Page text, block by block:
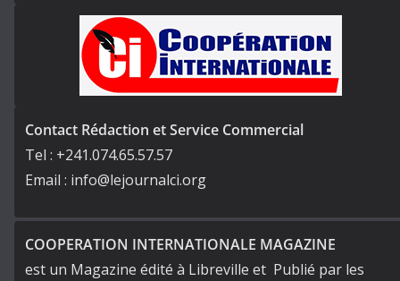
Contact Rédaction et Service Commercial
Tel : +241.074.65.57.57
Email : info@lejournalci.org
COOPERATION INTERNATIONALE MAGAZINE
est un Magazine édité à Libreville et Publié par les